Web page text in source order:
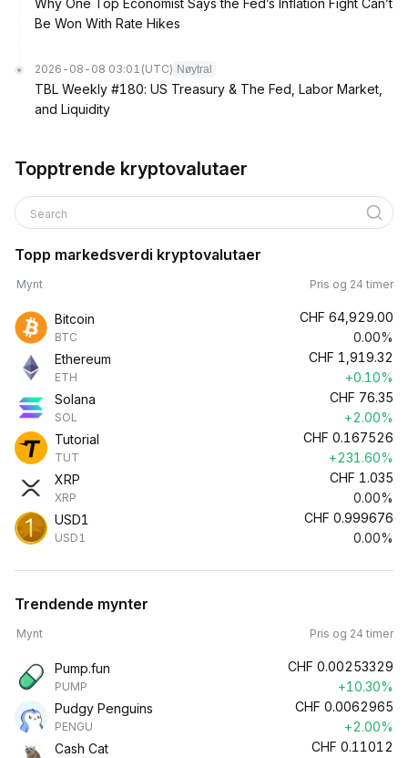
Why One Top Economist Says the Fed’s Inflation Fight Can’t
Be Won With Rate Hikes
2026-08-08 03:01 (UTC) Nøytral
TBL Weekly #180: US Treasury & The Fed, Labor Market,
and Liquidity
Topptrende kryptovalutaer
Search
Topp markedsverdi kryptovalutaer
Mynt Pris og 24 timer
Bitcoin
BTC
CHF 64,929.00
0.00%
Ethereum
ETH
CHF 1,919.32
+0.10%
Solana
SOL
CHF 76.35
+2.00%
Tutorial
TUT
CHF 0.167526
+231.60%
XRP
XRP
CHF 1.035
0.00%
USD1
USD1
CHF 0.999676
0.00%
Trendende mynter
Mynt Pris og 24 timer
Pump.fun
PUMP
CHF 0.00253329
+10.30%
Pudgy Penguins
PENGU
CHF 0.0062965
+2.00%
Cash Cat
CHF 0.11012